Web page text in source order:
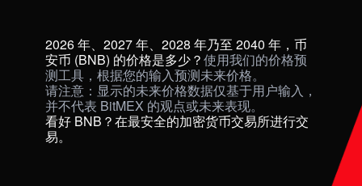
2026 年、2027 年、2028 年乃至 2040 年，币
安币 (BNB) 的价格是多少？使用我们的价格预
测工具，根据您的输入预测未来价格。
请注意：显示的未来价格数据仅基于用户输入，
并不代表 BitMEX 的观点或未来表现。
看好 BNB？在最安全的加密货币交易所进行交
易。